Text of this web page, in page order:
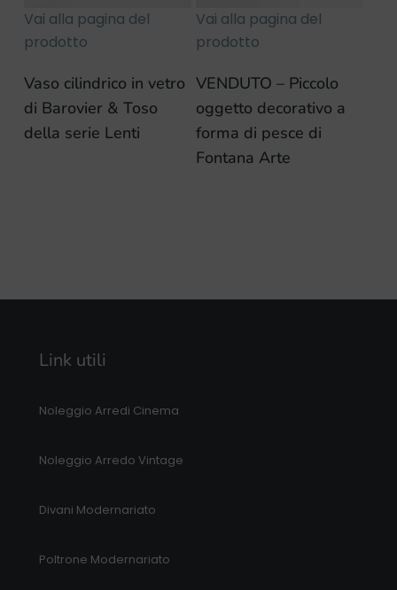
Vai alla pagina del
prodotto
Vaso cilindrico in vetro
di Barovier & Toso
della serie Lenti
Vai alla pagina del
prodotto
VENDUTO – Piccolo
oggetto decorativo a
forma di pesce di
Fontana Arte
Link utili
Noleggio Arredi Cinema
Noleggio Arredo Vintage
Divani Modernariato
Poltrone Modernariato